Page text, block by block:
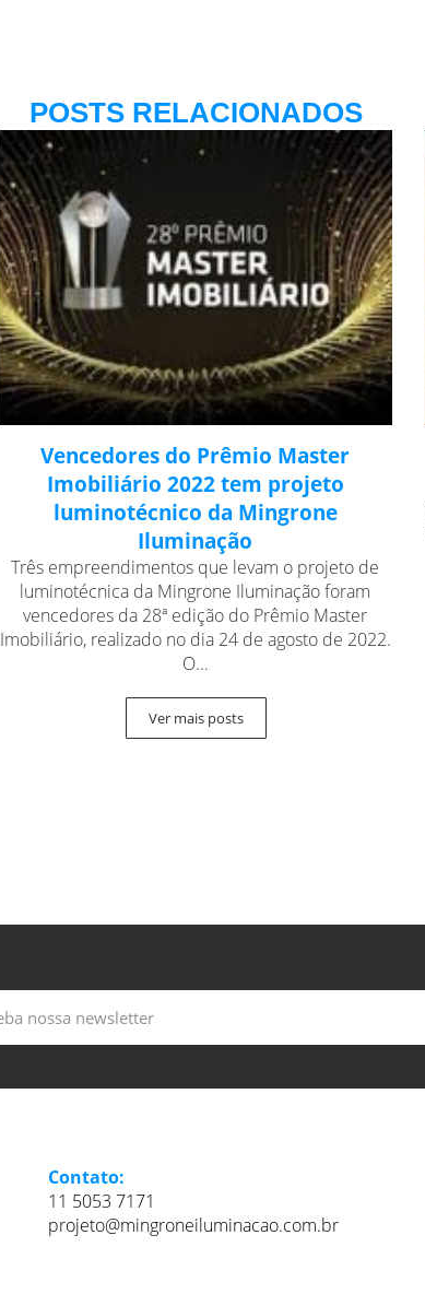
POSTS RELACIONADOS
Vencedores do Prêmio Master
Imobiliário 2022 tem projeto
luminotécnico da Mingrone
Iluminação
Três empreendimentos que levam o projeto de
luminotécnica da Mingrone Iluminação foram
vencedores da 28ª edição do Prêmio Master
Imobiliário, realizado no dia 24 de agosto de 2022.
O...
Ver mais posts
Contato:
11 5053 7171
projeto@mingroneiluminacao.com.br